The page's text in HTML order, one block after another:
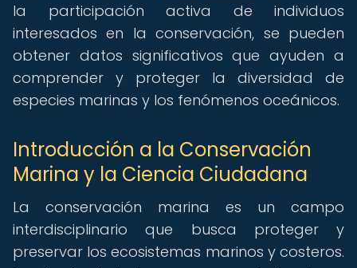
la participación activa de individuos
interesados en la conservación, se pueden
obtener datos significativos que ayuden a
comprender y proteger la diversidad de
especies marinas y los fenómenos oceánicos.
Introducción a la Conservación
Marina y la Ciencia Ciudadana
La conservación marina es un campo
interdisciplinario que busca proteger y
preservar los ecosistemas marinos y costeros.